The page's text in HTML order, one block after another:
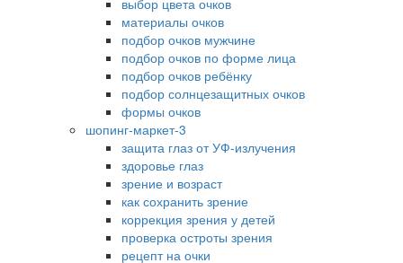
выбор цвета очков
материалы очков
подбор очков мужчине
подбор очков по форме лица
подбор очков ребёнку
подбор солнцезащитных очков
формы очков
шопинг-маркет-3
защита глаз от УФ-излучения
здоровье глаз
зрение и возраст
как сохранить зрение
коррекция зрения у детей
проверка остроты зрения
рецепт на очки